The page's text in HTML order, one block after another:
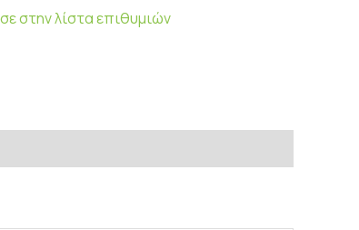
στην λίστα επιθυμιών